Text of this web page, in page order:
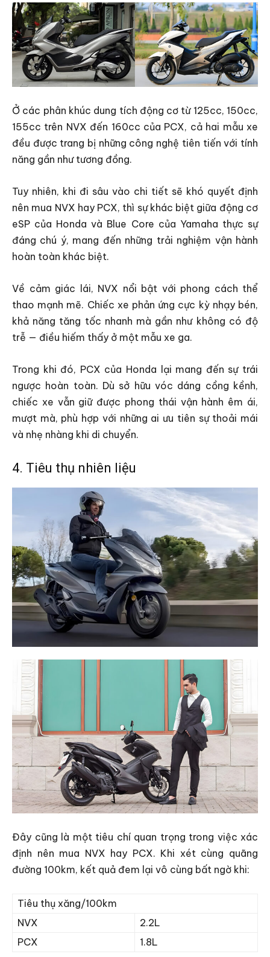
Ở các phân khúc dung tích động cơ từ 125cc, 150cc,
155cc trên NVX đến 160cc của PCX, cả hai mẫu xe
đều được trang bị những công nghệ tiên tiến với tính
năng gần như tương đồng.
Tuy nhiên, khi đi sâu vào chi tiết sẽ khó quyết định
nên mua NVX hay PCX, thì sự khác biệt giữa động cơ
eSP của Honda và Blue Core của Yamaha thực sự
đáng chú ý, mang đến những trải nghiệm vận hành
hoàn toàn khác biệt.
Về cảm giác lái, NVX nổi bật với phong cách thể
thao mạnh mẽ. Chiếc xe phản ứng cực kỳ nhạy bén,
khả năng tăng tốc nhanh mà gần như không có độ
trễ — điều hiếm thấy ở một mẫu xe ga.
Trong khi đó, PCX của Honda lại mang đến sự trái
ngược hoàn toàn. Dù sở hữu vóc dáng cồng kềnh,
chiếc xe vẫn giữ được phong thái vận hành êm ái,
mượt mà, phù hợp với những ai ưu tiên sự thoải mái
và nhẹ nhàng khi di chuyển.
4. Tiêu thụ nhiên liệu
Đây cũng là một tiêu chí quan trọng trong việc xác
định nên mua NVX hay PCX. Khi xét cùng quãng
đường 100km, kết quả đem lại vô cùng bất ngờ khi:
Tiêu thụ xăng/100km
NVX
2.2L
PCX
1.8L